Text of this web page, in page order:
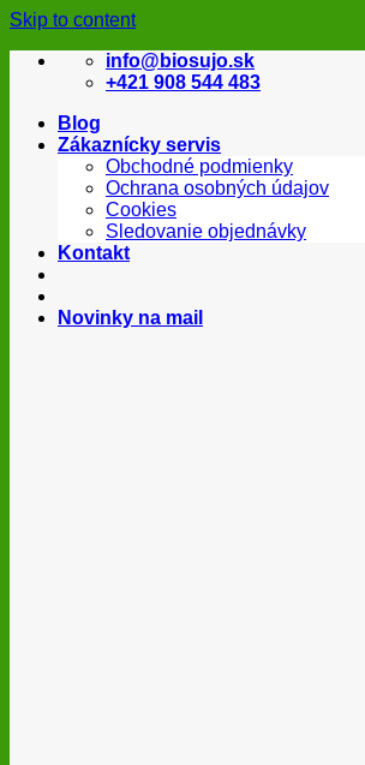
Skip to content
info@biosujo.sk
+421 908 544 483
Blog
Zákaznícky servis
Obchodné podmienky
Ochrana osobných údajov
Cookies
Sledovanie objednávky
Kontakt
Novinky na mail